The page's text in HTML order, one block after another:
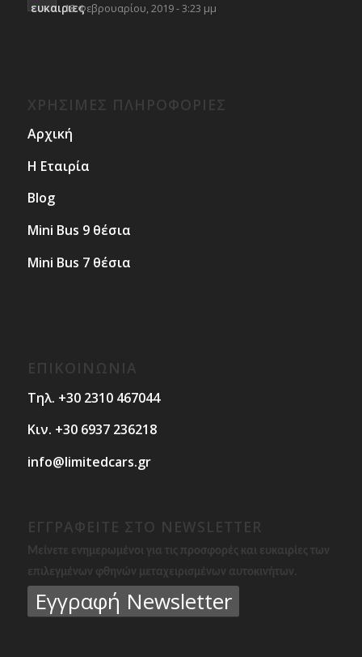
18 Φεβρουαρίου, 2019 - 3:23 μμ
ΧΡΗΣΙΜΕΣ ΠΛΗΡΟΦΟΡΙΕΣ
Αρχική
Η Εταιρία
Blog
Mini Bus 9 θέσια
Mini Bus 7 θέσια
ΕΠΙΚΟΙΝΩΝΙΑ
Τηλ. +30 2310 467044
Κιν. +30 6937 236218
info@limitedcars.gr
ΕΓΓΡΑΦΕΙΤΕ ΣΤΟ NEWSLETTER
Μείνετε ενημερωμένοι για τις προσφορές και ευκαιρίες των
επιλεγμένων φθηνών μεταχειρισμένων αυτοκινήτων.
Εγγραφή Newsletter